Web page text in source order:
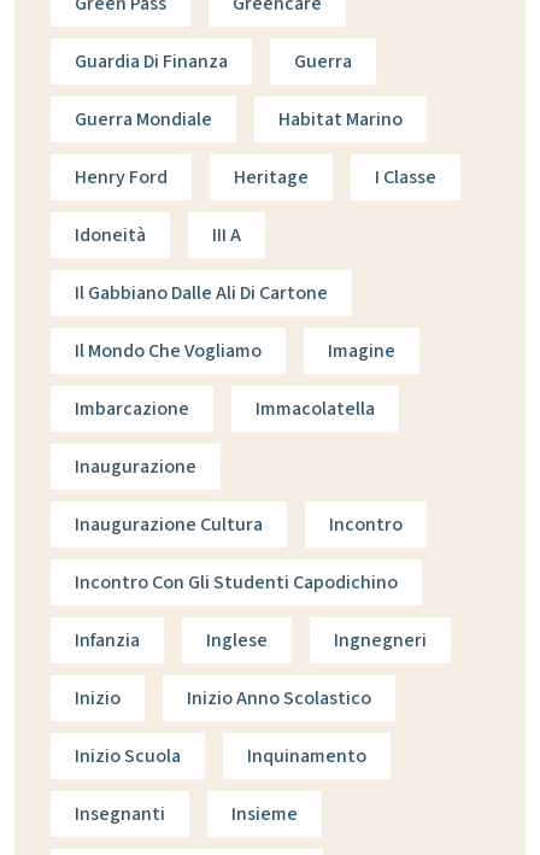
Guardia Di Finanza Guerra
Guerra Mondiale Habitat Marino
Henry Ford Heritage I Classe
Idoneità III A
Il Gabbiano Dalle Ali Di Cartone
Il Mondo Che Vogliamo Imagine
Imbarcazione Immacolatella
Inaugurazione
Inaugurazione Cultura Incontro
Incontro Con Gli Studenti Capodichino
Infanzia Inglese Ingnegneri
Inizio Inizio Anno Scolastico
Inizio Scuola Inquinamento
Insegnanti Insieme